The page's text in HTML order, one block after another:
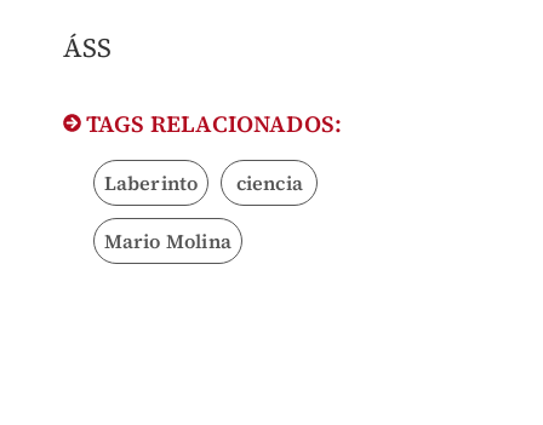
ÁSS
TAGS RELACIONADOS:
Laberinto ciencia
Mario Molina